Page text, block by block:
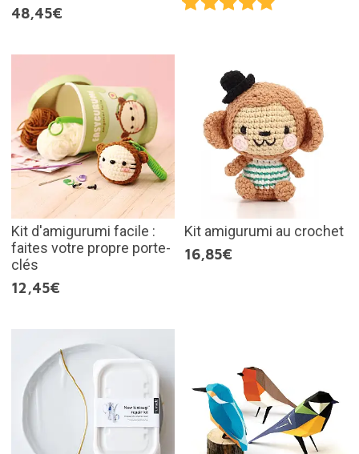
48,45€
Kit d'amigurumi facile :
faites votre propre porte-
clés
12,45€
Kit amigurumi au crochet
16,85€